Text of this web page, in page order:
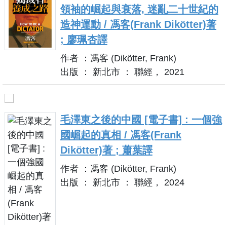
領袖的崛起與衰落, 迷亂二十世紀的
造神運動 / 馮客(Frank Dikötter)著
; 廖珮杏譯
作者 ：馮客 (Dikötter, Frank)
出版 ： 新北市 ： 聯經， 2021
毛澤東之後的中國 [電子書] : 一個強
國崛起的真相 / 馮客(Frank
Dikötter)著 ; 蕭葉譯
作者 ：馮客 (Dikötter, Frank)
出版 ： 新北市 ： 聯經， 2024